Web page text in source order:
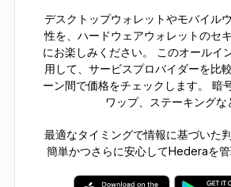
デスクトップウォレットやモバイル
性を、ハードウェアウォレットのセ
にお楽しみください。 このオールイ
用して、サービスプロバイダーを比
ーン間で価格をチェックします。 暗
ワップ、ステーキングな
最適なタイミングで情報に基づいた
簡単かつさらに安心してHederaを管